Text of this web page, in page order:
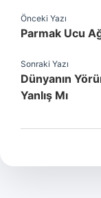
Önceki Yazı
Parmak Ucu
Sonraki Yazı
Dünyanın
Yanlış Mı